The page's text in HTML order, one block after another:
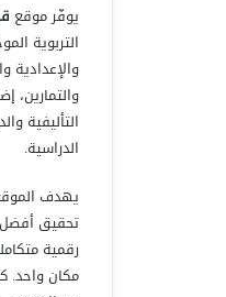
يوفّر موقع
التربوية
والإعدادية
والتمارين،
التأليفية
الدراسية.
يهدف
تحقيق أفضل
رقمية
مكان واحد.